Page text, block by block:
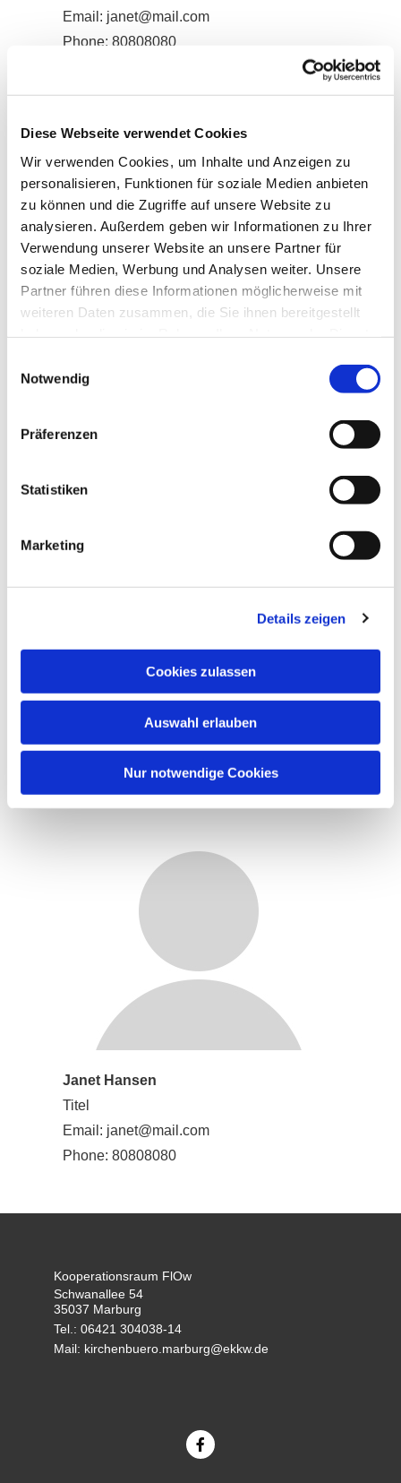
Diese Webseite verwendet Cookies
Wir verwenden Cookies, um Inhalte und Anzeigen zu
personalisieren, Funktionen für soziale Medien anbieten
zu können und die Zugriffe auf unsere Website zu
analysieren. Außerdem geben wir Informationen zu Ihrer
Verwendung unserer Website an unsere Partner für
soziale Medien, Werbung und Analysen weiter. Unsere
Partner führen diese Informationen möglicherweise mit
weiteren Daten zusammen, die Sie ihnen bereitgestellt
Notwendig
Präferenzen
Statistiken
Marketing
Details zeigen
Cookies zulassen
Auswahl erlauben
Nur notwendige Cookies
Email: janet@mail.com
Phone: 80808080
Email: janet@mail.com
Janet Hansen
Email: janet@mail.com
Janet Hansen
Titel
Email: janet@mail.com
Phone: 80808080
Kooperationsraum FlOw
Schwanallee 54
35037 Marburg
Tel.: 06421 304038-14
Mail: kirchenbuero.marburg@ekkw.de